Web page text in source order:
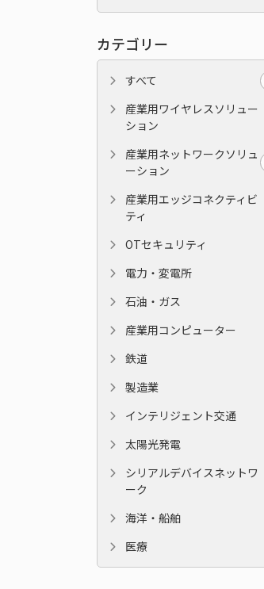
カテゴリー
すべて
産業用ワイヤレスソリュー
ション
産業用ネットワークソリュ
ーション
産業用エッジコネクティビ
ティ
OTセキュリティ
電力・変電所
石油・ガス
産業用コンピューター
鉄道
製造業
インテリジェント交通
太陽光発電
シリアルデバイスネットワ
ーク
海洋・船舶
医療